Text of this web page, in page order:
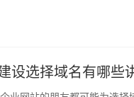
设选择域名有哪些